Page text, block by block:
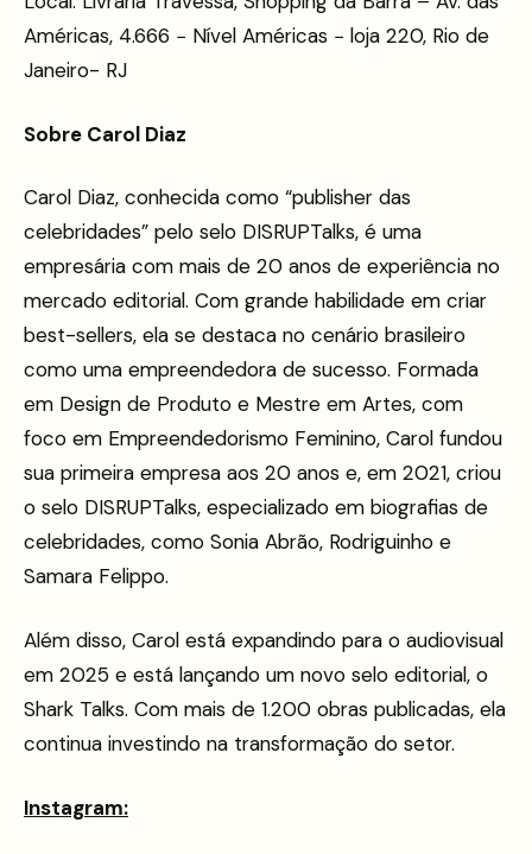
Américas, 4.666 − Nível Américas − loja 220, Rio de
Janeiro- RJ
Sobre Carol Diaz
Carol Diaz, conhecida como “publisher das
celebridades” pelo selo DISRUPTalks, é uma
empresária com mais de 20 anos de experiência no
mercado editorial. Com grande habilidade em criar
best-sellers, ela se destaca no cenário brasileiro
como uma empreendedora de sucesso. Formada
em Design de Produto e Mestre em Artes, com
foco em Empreendedorismo Feminino, Carol fundou
sua primeira empresa aos 20 anos e, em 2021, criou
o selo DISRUPTalks, especializado em biografias de
celebridades, como Sonia Abrão, Rodriguinho e
Samara Felippo.
Além disso, Carol está expandindo para o audiovisual
em 2025 e está lançando um novo selo editorial, o
Shark Talks. Com mais de 1.200 obras publicadas, ela
continua investindo na transformação do setor.
Instagram: